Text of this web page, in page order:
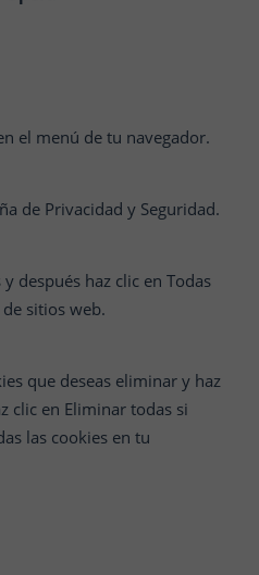
el menú de tu navegador.
de Privacidad y Seguridad.
después haz clic en Todas
sitios web.
que deseas eliminar y haz
clic en Eliminar todas si
las cookies en tu